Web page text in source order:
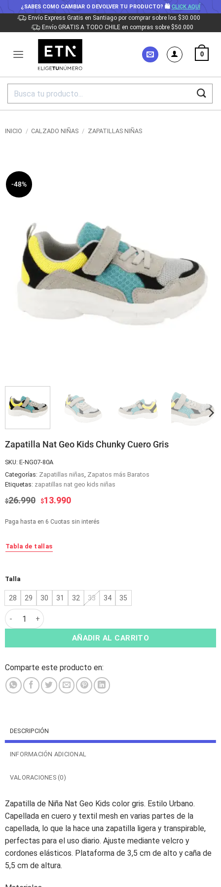
¿SABES COMO CAMBIAR O DEVOLVER TU PRODUCTO? 🛍CLICK AQUÍ
Saltar
al
Envío Express Gratis en Santiago por comprar sobre los $30.000
Envío GRATIS A TODO CHILE en compras sobre $50.000
0
Buscar
INICIO / CALZADO NIÑAS / ZAPATILLAS NIÑAS
-48%
Zapatilla Nat Geo Kids Chunky Cuero Gris
SKU: E-NG07-80A
Categorías: Zapatillas niñas Zapatos más Baratos
Etiquetas: zapatillas nat geo kids niñas
$26.990 El
original
$13.990El
actual
Paga hasta en 6 Cuotas sin interés
Tabla de tallas
Talla
28 29 30 31 32 33 34 35
Zapatilla Nat Geo Kids Chunky Cuero Gris cantidad
AÑADIR AL CARRITO
Alternative:
Comparte este producto en:
DESCRIPCIÓN
INFORMACIÓN ADICIONAL
VALORACIONES (0)
Zapatilla de Niña Nat Geo Kids color gris. Estilo Urbano.
Capellada en cuero y textil mesh en varias partes de la
capellada, lo que la hace una zapatilla ligera y transpirable,
perfectas para el uso diario. Ajuste mediante velcro y
cordones elásticos. Plataforma de 3,5 cm de alto y caña de
5,5 cm de altura.